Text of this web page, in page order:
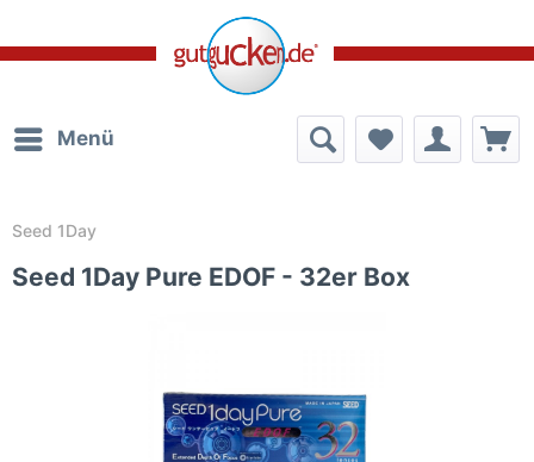
Menü
Seed 1Day
Seed 1Day Pure EDOF - 32er Box